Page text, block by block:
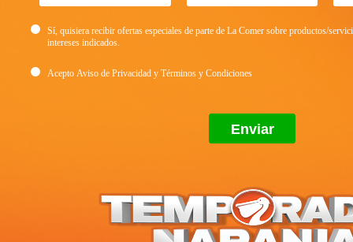
Sí, quisiera recibir ofertas especiales de parte de La Comer sobre productos/
intereses indicados.
Acepto Aviso de Privacidad y Términos y Condiciones